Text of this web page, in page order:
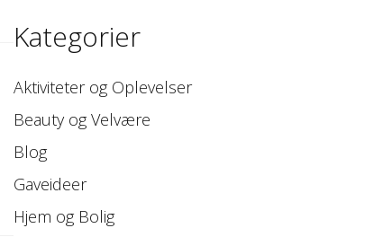
Kategorier
Aktiviteter og Oplevelser
Beauty og Velvære
Blog
Gaveideer
Hjem og Bolig